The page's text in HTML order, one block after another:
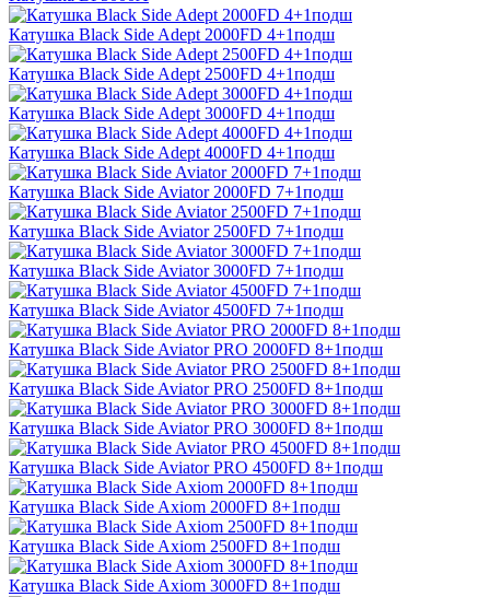
Катушка Black Side Adept 2000FD 4+1подш
Катушка Black Side Adept 2500FD 4+1подш
Катушка Black Side Adept 3000FD 4+1подш
Катушка Black Side Adept 4000FD 4+1подш
Катушка Black Side Aviator 2000FD 7+1подш
Катушка Black Side Aviator 2500FD 7+1подш
Катушка Black Side Aviator 3000FD 7+1подш
Катушка Black Side Aviator 4500FD 7+1подш
Катушка Black Side Aviator PRO 2000FD 8+1подш
Катушка Black Side Aviator PRO 2500FD 8+1подш
Катушка Black Side Aviator PRO 3000FD 8+1подш
Катушка Black Side Aviator PRO 4500FD 8+1подш
Катушка Black Side Axiom 2000FD 8+1подш
Катушка Black Side Axiom 2500FD 8+1подш
Катушка Black Side Axiom 3000FD 8+1подш